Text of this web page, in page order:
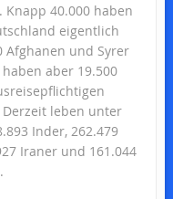
40.000 haben
eigentlich
Afghanen und Syrer
aber 19.500
leben unter
Inder, 262.479
Iraner und 161.044